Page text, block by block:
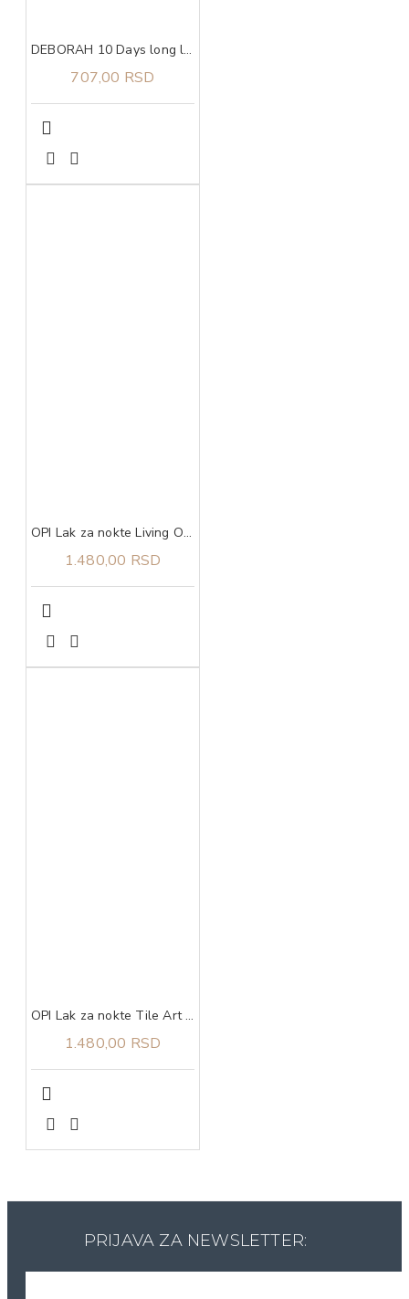
DEBORAH 10 Days long lak za nokte 523
707,00 RSD
OPI Lak za nokte Living On the Bula-vard!
1.480,00 RSD
OPI Lak za nokte Tile Art to Warm Your Heart
1.480,00 RSD
PRIJAVA ZA NEWSLETTER: